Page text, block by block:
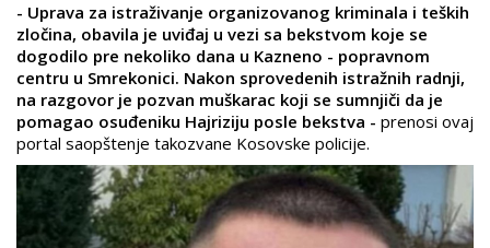
- Uprava za istraživanje organizovanog kriminala i teških
zločina, obavila je uviđaj u vezi sa bekstvom koje se
dogodilo pre nekoliko dana u Kazneno - popravnom
centru u Smrekonici. Nakon sprovedenih istražnih radnji,
na razgovor je pozvan muškarac koji se sumnjiči da je
pomagao osuđeniku Hajriziju posle bekstva - prenosi ovaj
portal saopštenje takozvane Kosovske policije.